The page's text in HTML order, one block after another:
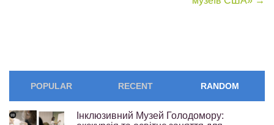
POPULAR RECENT RANDOM
Інклюзивний Музей Голодомору: